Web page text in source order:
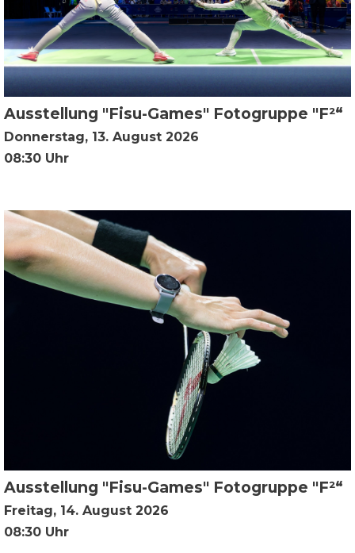
Ausstellung "Fisu-Games" Fotogruppe "F²“
Donnerstag, 13. August 2026
08:30 Uhr
Ausstellung "Fisu-Games" Fotogruppe "F²“
Freitag, 14. August 2026
08:30 Uhr